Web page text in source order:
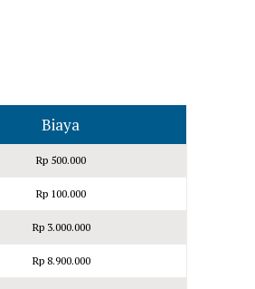
Biaya
Rp 500.000
Rp 100.000
Rp 3.000.000
Rp 8.900.000